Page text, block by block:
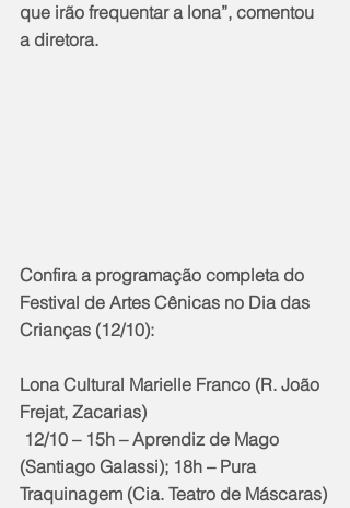
que irão frequentar a lona”, comentou
a diretora.
Confira a programação completa do
Festival de Artes Cênicas no Dia das
Crianças (12/10):
Lona Cultural Marielle Franco (R. João
Frejat, Zacarias)
(Santiago Galassi); 18h – Pura
Traquinagem (Cia. Teatro de Máscaras)